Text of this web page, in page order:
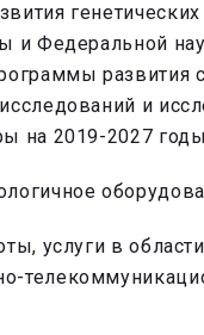
генетических
и Федеральной
развития
и
на 2019-2027
услуги в области